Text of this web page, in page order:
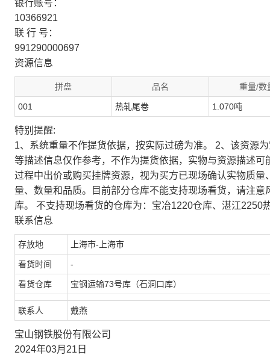
银行账号：
10366921
联 行 号：
991290000697
资源信息
拼盘 品名 重量/数
001 热轧尾卷 1.070吨
特别提醒:
1、系统重量不作提货依据，按实际过磅为准。 2、该资源
等描述信息仅作参考，不作为提货依据，实物与资源描述
过程中出价或购买挂牌资源，视为买方已现场确认实物质
量、数量和品质。目前部分仓库不能支持现场看货，请注
库。 不支持现场看货的仓库为：宝冶1220仓库、湛江2250
联系信息
存放地 上海市-上海市
看货时间 -
看货仓库 宝钢运输73号库（石洞口库）
联系人 戴燕
宝山钢铁股份有限公司
2024年03月21日